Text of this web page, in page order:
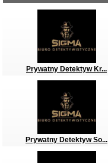
Prywatny Detektyw Kr...
Prywatny Detektyw So...